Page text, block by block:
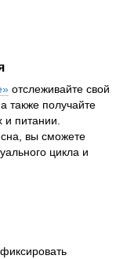
отслеживайте свой
также получайте
питании.
вы сможете
цикла и